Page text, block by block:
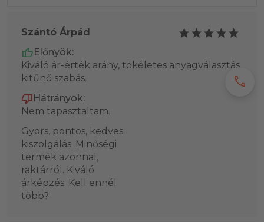
Szántó Árpád
Előnyök:
Kiváló ár-érték arány, tökéletes anyagválasztás,
kitűnő szabás.
Hátrányok:
Nem tapasztaltam.
Gyors, pontos, kedves
kiszolgálás. Minőségi
termék azonnal,
raktárról. Kiváló
árképzés. Kell ennél
több?
call